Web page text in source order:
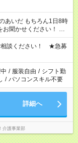
あいだ もちろん1日8時
お聞かせください！ ★
なくご相談ください。
相談ください！ ★急募
/ 服装自由 / シフト勤
/ パソコンスキル不要
詳細へ
介護事業部